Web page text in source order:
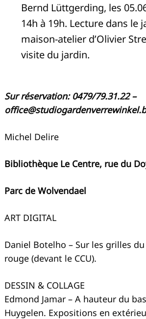
Bernd Lüttgerding, les
14h à 19h. Lecture dans le
maison-atelier d’Olivier
visite du jardin.
Sur réservation: 0479/79.31.22 –
Michel Delire
Bibliothèque Le Centre, rue du
Parc de Wolvendael
ART DIGITAL
Daniel Botelho – Sur les grilles
rouge (devant le CCU).
DESSIN & COLLAGE
Edmond Jamar – A hauteur du
Huygelen. Expositions en